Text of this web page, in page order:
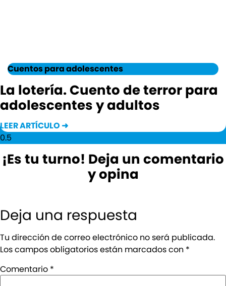
Cuentos para adolescentes
La lotería. Cuento de terror para
adolescentes y adultos
LEER ARTÍCULO ➜
¡Es tu turno! Deja un comentario
y opina
Deja una respuesta
Tu dirección de correo electrónico no será publicada.
Los campos obligatorios están marcados con *
Comentario *